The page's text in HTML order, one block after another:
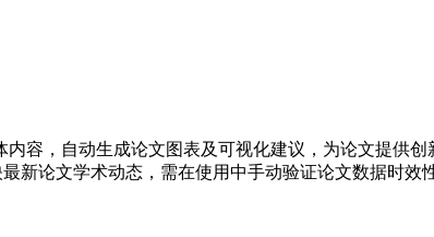
容，自动生成论文图表及可视化建议，为论文提供
新论文学术动态，需在使用中手动验证论文数据时效性